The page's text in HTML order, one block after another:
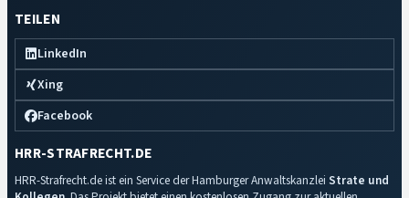
TEILEN
LinkedIn
Xing
Facebook
HRR-STRAFRECHT.DE
HRR-Strafrecht.de ist ein Service der Hamburger Anwaltskanzlei Strate und